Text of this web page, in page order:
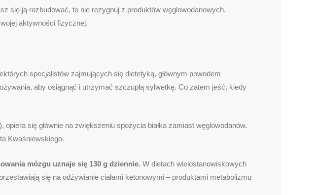
się ją rozbudować, to nie rezygnuj z produktów węglowodanowych.
aktywności fizycznej.
specjalistów zajmujących się dietetyką, głównym powodem
aby osiągnąć i utrzymać szczupłą sylwetkę. Co zatem jeść, kiedy
), opiera się głównie na zwiększeniu spożycia białka zamiast węglowodanów.
Kwaśniewskiego.
mózgu uznaje się 130 g dziennie. W dietach wielostanowiskowych
się na odżywianie ciałami ketonowymi – produktami metabolizmu